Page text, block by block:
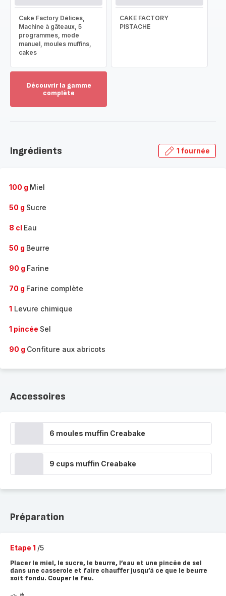
Cake Factory Délices,
Machine à gâteaux, 5
programmes, mode
manuel, moules muffins,
cakes
CAKE FACTORY
PISTACHE
Découvrir la gamme
complète
gamme
Ingrédients 1 fournée
100 g Miel
50 g Sucre
8 cl Eau
50 g Beurre
90 g Farine
70 g Farine complète
1 Levure chimique
1 pincée Sel
90 g Confiture aux abricots
Accessoires
6 moules muffin Creabake
9 cups muffin Creabake
Préparation
Etape 1 /5
Placer le miel, le sucre, le beurre, l’eau et une pincée de sel
dans une casserole et faire chauffer jusqu’à ce que le beurre
soit fondu. Couper le feu.